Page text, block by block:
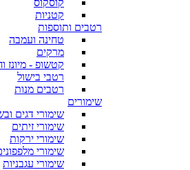
קוסקוס
קטניות
רטבים ותוספות
טחינה ועמבה
מרקים
קטשופ - מיונז
רטבי בישול
רטבים מנות
שימורים
שימורי דגים
שימורי זיתים
שימורי ירקות
שימורי
שימורי עגבניות